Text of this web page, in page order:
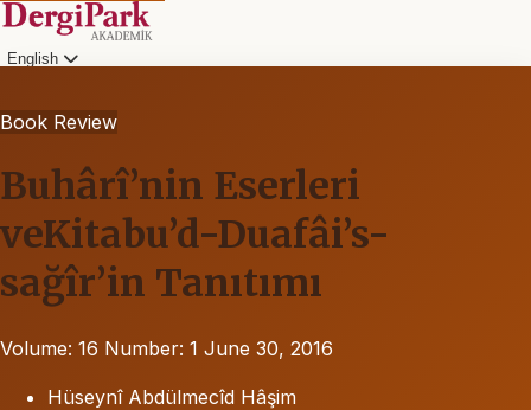
English
Book Review
Buhârî’nin Eserleri
veKitabu’d-Duafâi’s-
sağîr’in Tanıtımı
Volume: 16 Number: 1 June 30, 2016
Hüseynî Abdülmecîd Hâşim